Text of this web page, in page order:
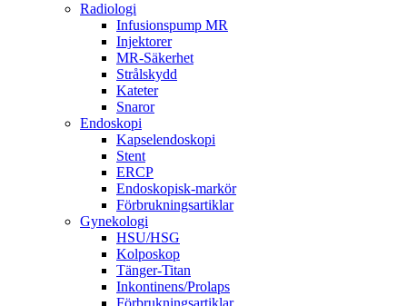
Radiologi
Infusionspump MR
Injektorer
MR-Säkerhet
Strålskydd
Kateter
Snaror
Endoskopi
Kapselendoskopi
Stent
ERCP
Endoskopisk-markör
Förbrukningsartiklar
Gynekologi
HSU/HSG
Kolposkop
Tänger-Titan
Inkontinens/Prolaps